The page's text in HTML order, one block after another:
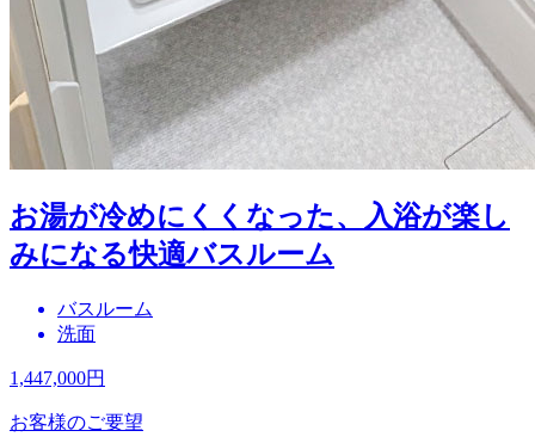
お湯が冷めにくくなった、入浴が楽し
みになる快適バスルーム
バスルーム
洗面
1,447,000円
お客様のご要望